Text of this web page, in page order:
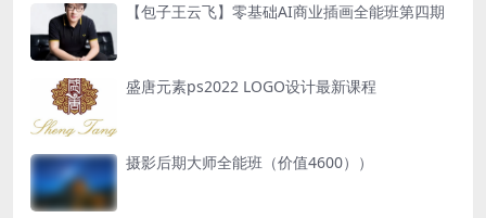
【包子王云飞】零基础AI商业插画全能班第四期
盛唐元素ps2022 LOGO设计最新课程
摄影后期大师全能班（价值4600））